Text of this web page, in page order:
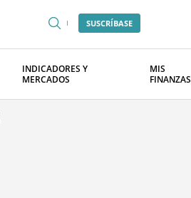
SUSCRÍBASE
INDICADORES Y
MERCADOS
MIS
FINANZAS